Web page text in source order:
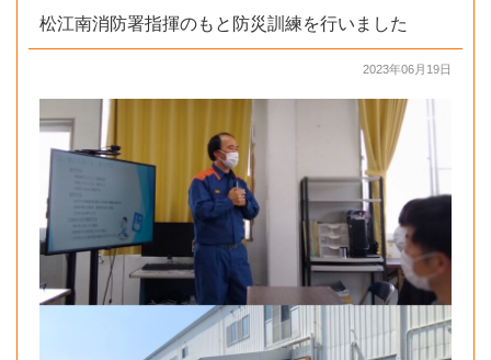
松江南消防署指揮のもと防災訓練を行いました
2023年06月19日